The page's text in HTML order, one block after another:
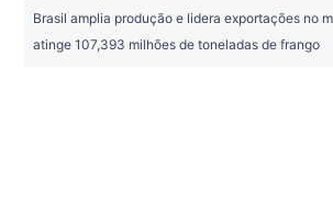
Brasil amplia produção e lidera exportações no
atinge 107,393 milhões de toneladas de frango